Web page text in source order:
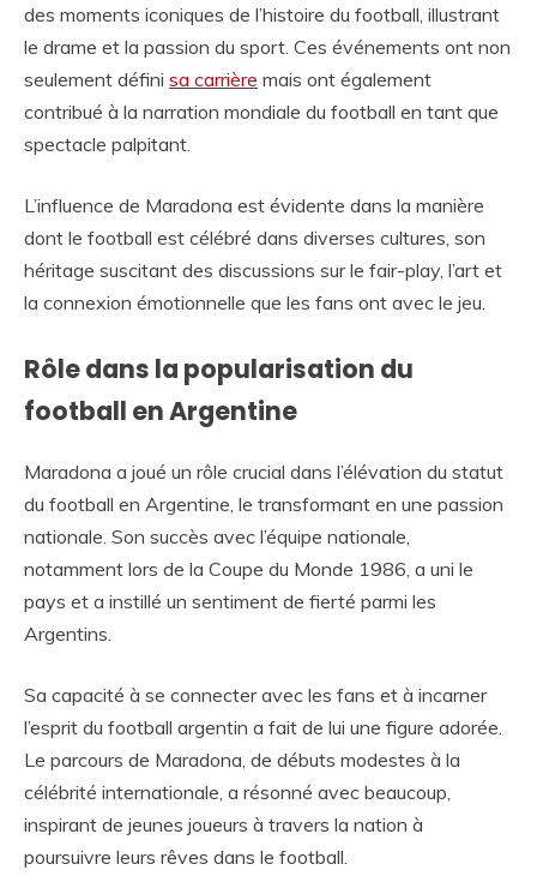
des moments iconiques de l’histoire du football, illustrant
le drame et la passion du sport. Ces événements ont non
seulement défini sa carrière mais ont également
contribué à la narration mondiale du football en tant que
spectacle palpitant.
L’influence de Maradona est évidente dans la manière
dont le football est célébré dans diverses cultures, son
héritage suscitant des discussions sur le fair-play, l’art et
la connexion émotionnelle que les fans ont avec le jeu.
Rôle dans la popularisation du
football en Argentine
Maradona a joué un rôle crucial dans l’élévation du statut
du football en Argentine, le transformant en une passion
nationale. Son succès avec l’équipe nationale,
notamment lors de la Coupe du Monde 1986, a uni le
pays et a instillé un sentiment de fierté parmi les
Argentins.
Sa capacité à se connecter avec les fans et à incarner
l’esprit du football argentin a fait de lui une figure adorée.
Le parcours de Maradona, de débuts modestes à la
célébrité internationale, a résonné avec beaucoup,
inspirant de jeunes joueurs à travers la nation à
poursuivre leurs rêves dans le football.